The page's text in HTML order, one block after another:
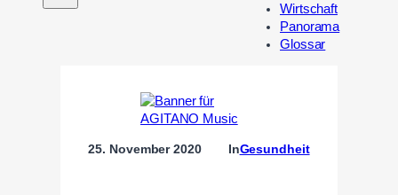
Wirtschaft
Panorama
Glossar
25. November 2020 InGesundheit